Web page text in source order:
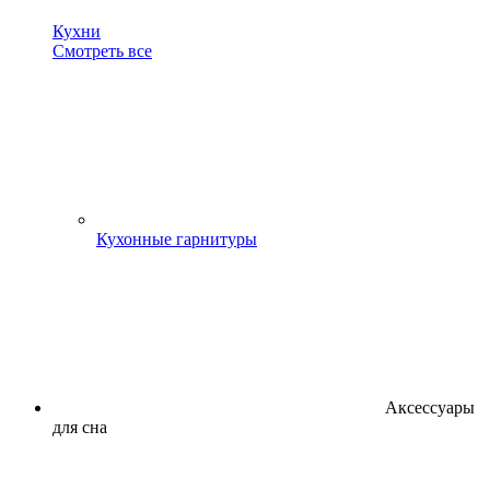
Кухни
Смотреть все
Кухонные гарнитуры
Аксессуары
для сна